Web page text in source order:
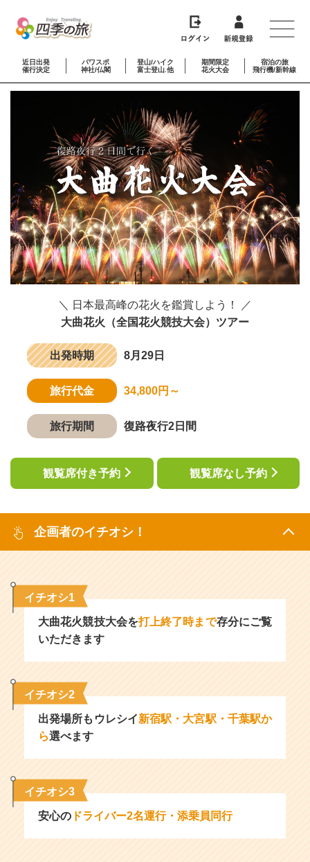
近日出発
催行決定
パワスポ
神社/仏閣
登山/ハイク
富士登山.他
期間限定
花火大会
宿泊の旅
飛行機/新幹線
＼ 日本最高峰の花火を鑑賞しよう！ ／
大曲花火（全国花火競技大会）ツアー
出発時期 8月29日
旅行代金 34,800円～
旅行期間 復路夜行2日間
観覧席付き予約 観覧席なし予約
企画者のイチオシ！
イチオシ1
大曲花火競技大会を打上終了時まで存分にご覧
いただきます
イチオシ2
出発場所もウレシイ新宿駅・大宮駅・千葉駅か
ら選べます
イチオシ3
安心の ドライバー2名運行・添乗員同行